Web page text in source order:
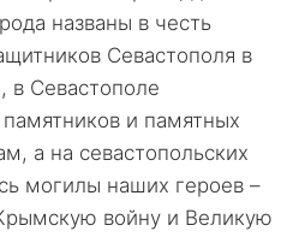
названы в честь
Севастополя в
в Севастополе
и памятных
а на севастопольских
могилы наших героев –
войну и Великую